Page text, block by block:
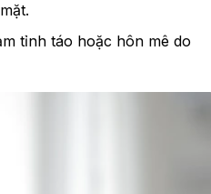
tỉnh táo hoặc hôn mê do